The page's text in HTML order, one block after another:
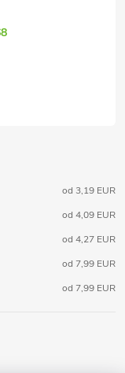
od 3,19 EUR
od 4,09 EUR
od 4,27 EUR
od 7,99 EUR
od 7,99 EUR